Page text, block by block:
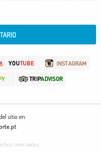
sitio en:
reservados